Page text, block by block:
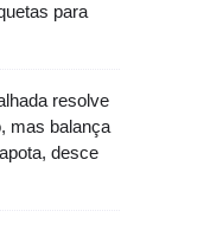
para
resolve
mas balança
desce